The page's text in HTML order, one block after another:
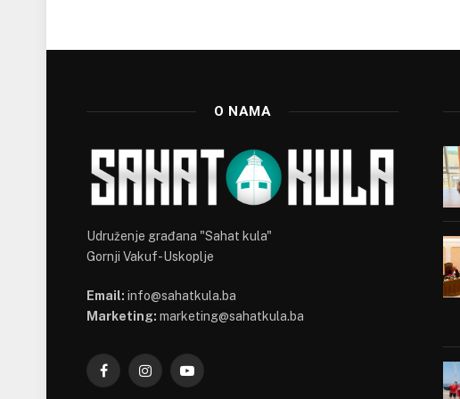
O NAMA
Udruženje građana "Sahat kula"
Gornji Vakuf-Uskoplje
Email: info@sahatkula.ba
Marketing: marketing@sahatkula.ba
FacebookInstagramYouTube